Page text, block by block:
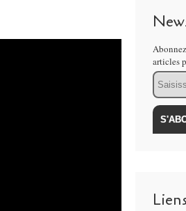
articles
Email
Liens